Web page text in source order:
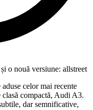
celor mai recente
compactă, Audi A3.
dar semnificative,